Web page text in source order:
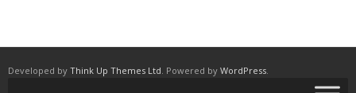
Developed by Think Up Themes Ltd. Powered by WordPress.